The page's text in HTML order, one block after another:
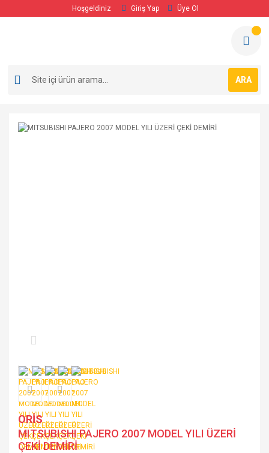
Hoşgeldiniz Giriş Yap Üye Ol
ARA
ORİS
MITSUBISHI PAJERO 2007 MODEL YILI ÜZERİ
ÇEKİ DEMİRİ